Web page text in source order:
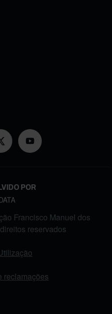
POR
Francisco Manuel dos
reservados
reclamações